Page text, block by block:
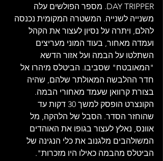
DAY TRIPPER. מספר הפולשים עלה
משנייה לשנייה. המשטרה המקומית נכנסה
להלם, ויתרה על נסיון לעצור את הקהל
ועמדה מאחור, בעוד המוני מעריצים
השתלטו על הבמה ועל אזור הדשא
"המאובטח" שסביבו. הביטלס מיהרו אל
חדר ההלבשה המאולתר שלהם, שהיה
בצורת קרוואן שעמד מאחורי הבמה.
הקונצרט הופסק למשך 30 דקות עד
שהוחזר הסדר. הסבל של הלהקה, מל
אוונס, נאלץ לעצור בגופו את האוהדים
המשולהבים מלגנוב את כלי הנגינה של
הביטלס מהבמה כאילו היו מזכרות".